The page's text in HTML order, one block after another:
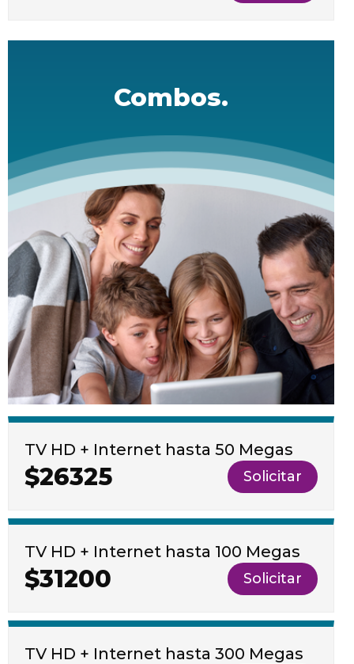
Combos.
TV HD + Internet hasta 50 Megas
$26325 Solicitar
TV HD + Internet hasta 100 Megas
$31200 Solicitar
TV HD + Internet hasta 300 Megas